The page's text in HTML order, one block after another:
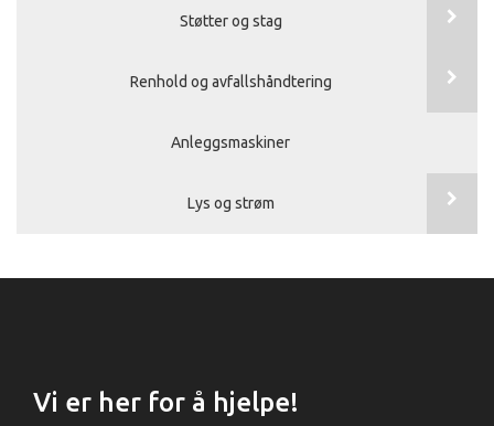
Støtter og stag
Renhold og avfallshåndtering
Anleggsmaskiner
Lys og strøm
Vi er her for å hjelpe!